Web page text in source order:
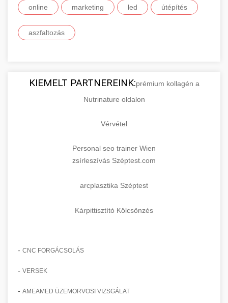
online marketing led útépítés
aszfaltozás
KIEMELT PARTNEREINK:prémium kollagén a
Nutrinature oldalon
Vérvétel
Personal seo trainer Wien
zsírleszívás Széptest.com
arcplasztika Széptest
Kárpittisztító Kölcsönzés
- CNC FORGÁCSOLÁS
- VERSEK
- AMEAMED ÜZEMORVOSI VIZSGÁLAT